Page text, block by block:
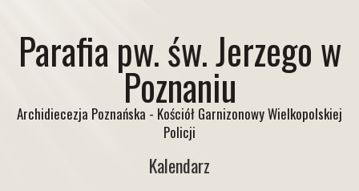
Parafia pw. św. Jerzego w
Poznaniu
Archidiecezja Poznańska - Kościół Garnizonowy Wielkopolskiej
Policji
Kalendarz